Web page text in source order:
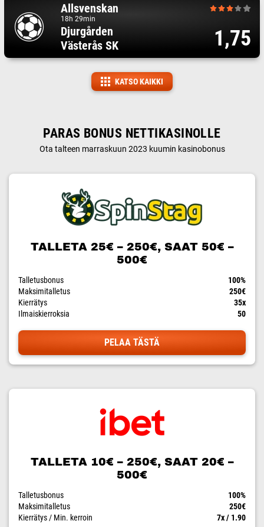
Allsvenskan
18h 29min
Djurgården
Västerås SK
1,75
KATSO KAIKKI
PARAS BONUS NETTIKASINOLLE
Ota talteen marraskuun 2023 kuumin kasinobonus
TALLETA 25€ – 250€, SAAT 50€ –
500€
Talletusbonus
100%
Maksimitalletus
250€
Kierrätys
35x
Ilmaiskierroksia
50
PELAA TÄSTÄ
TALLETA 10€ – 250€, SAAT 20€ –
500€
Talletusbonus
100%
Maksimitalletus
250€
Kierrätys / Min. kerroin
7x / 1.90